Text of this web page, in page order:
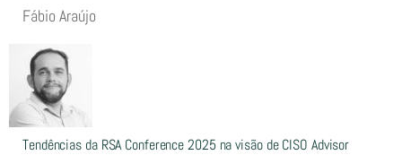
Fábio Araújo
Tendências da RSA Conference 2025 na visão de CISO Advisor